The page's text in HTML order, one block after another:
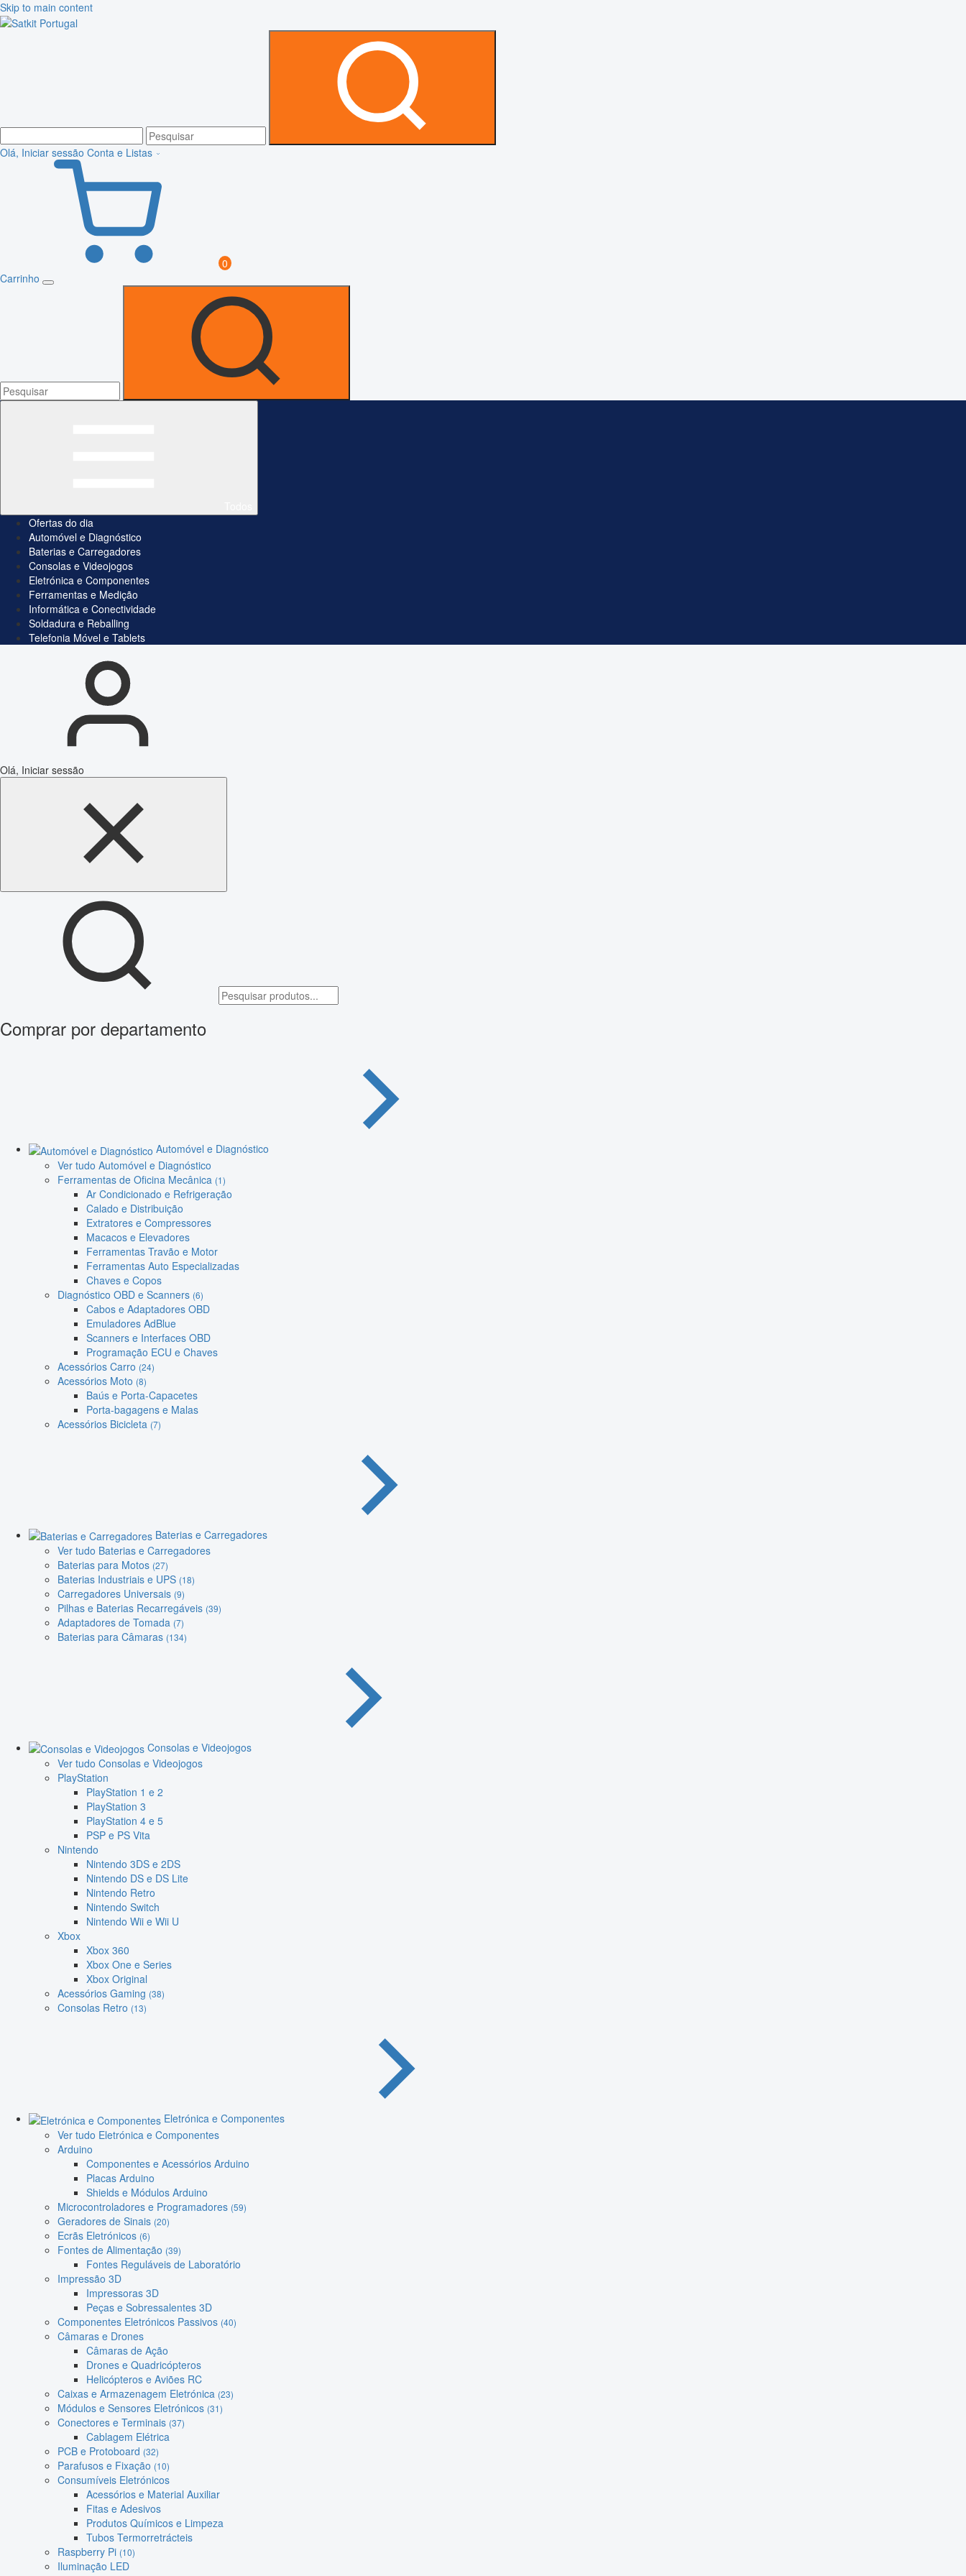
Skip to main content
Olá, Iniciar sessão Conta e Listas
0
Carrinho
Ofertas do dia
Automóvel e Diagnóstico
Baterias e Carregadores
Consolas e Videojogos
Eletrónica e Componentes
Ferramentas e Medição
Informática e Conectividade
Soldadura e Reballing
Telefonia Móvel e Tablets
Olá, Iniciar sessão
Comprar por departamento
Automóvel e Diagnóstico
Ver tudo Automóvel e Diagnóstico
Ferramentas de Oficina Mecânica (1)
Ar Condicionado e Refrigeração
Calado e Distribuição
Extratores e Compressores
Macacos e Elevadores
Ferramentas Travão e Motor
Ferramentas Auto Especializadas
Chaves e Copos
Diagnóstico OBD e Scanners (6)
Cabos e Adaptadores OBD
Emuladores AdBlue
Scanners e Interfaces OBD
Programação ECU e Chaves
Acessórios Carro (24)
Acessórios Moto (8)
Baús e Porta-Capacetes
Porta-bagagens e Malas
Acessórios Bicicleta (7)
Baterias e Carregadores
Ver tudo Baterias e Carregadores
Baterias para Motos (27)
Baterias Industriais e UPS (18)
Carregadores Universais (9)
Pilhas e Baterias Recarregáveis (39)
Adaptadores de Tomada (7)
Baterias para Câmaras (134)
Consolas e Videojogos
Ver tudo Consolas e Videojogos
PlayStation
PlayStation 1 e 2
PlayStation 3
PlayStation 4 e 5
PSP e PS Vita
Nintendo
Nintendo 3DS e 2DS
Nintendo DS e DS Lite
Nintendo Retro
Nintendo Switch
Nintendo Wii e Wii U
Xbox
Xbox 360
Xbox One e Series
Xbox Original
Acessórios Gaming (38)
Consolas Retro (13)
Eletrónica e Componentes
Ver tudo Eletrónica e Componentes
Arduino
Componentes e Acessórios Arduino
Placas Arduino
Shields e Módulos Arduino
Microcontroladores e Programadores (59)
Geradores de Sinais (20)
Ecrãs Eletrónicos (6)
Fontes de Alimentação (39)
Fontes Reguláveis de Laboratório
Impressão 3D
Impressoras 3D
Peças e Sobressalentes 3D
Componentes Eletrónicos Passivos (40)
Câmaras e Drones
Câmaras de Ação
Drones e Quadricópteros
Helicópteros e Aviões RC
Caixas e Armazenagem Eletrónica (23)
Módulos e Sensores Eletrónicos (31)
Conectores e Terminais (37)
Cablagem Elétrica
PCB e Protoboard (32)
Parafusos e Fixação (10)
Consumíveis Eletrónicos
Acessórios e Material Auxiliar
Fitas e Adesivos
Produtos Químicos e Limpeza
Tubos Termorretrácteis
Raspberry Pi (10)
Iluminação LED